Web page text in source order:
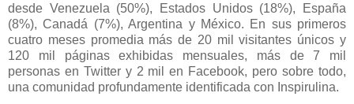
desde Venezuela (50%), Estados Unidos (18%), España
(8%), Canadá (7%), Argentina y México. En sus primeros
cuatro meses promedia más de 20 mil visitantes únicos y
120 mil páginas exhibidas mensuales, más de 7 mil
personas en Twitter y 2 mil en Facebook, pero sobre todo,
una comunidad profundamente identificada con Inspirulina.